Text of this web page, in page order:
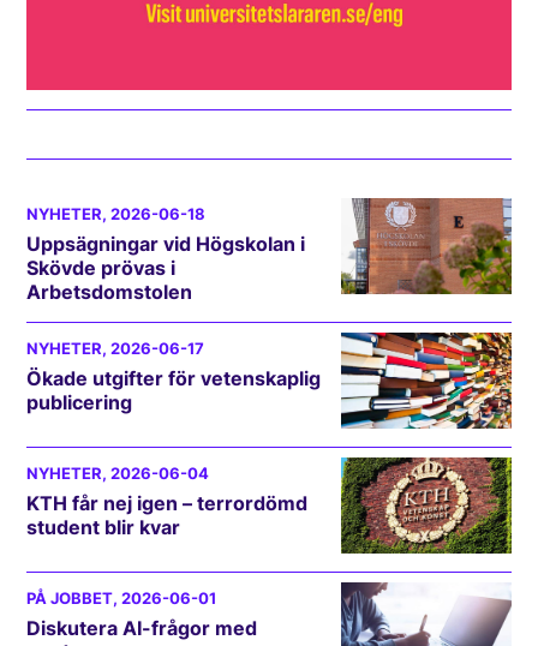
NYHETER, 2026-06-18
Uppsägningar vid Högskolan i
Skövde prövas i
Arbetsdomstolen
NYHETER, 2026-06-17
Ökade utgifter för vetenskaplig
publicering
NYHETER, 2026-06-04
KTH får nej igen – terrordömd
student blir kvar
PÅ JOBBET, 2026-06-01
Diskutera AI-frågor med